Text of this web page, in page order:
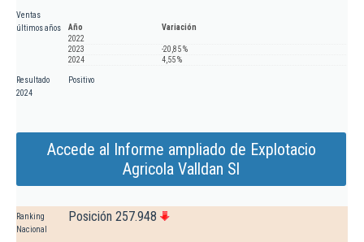
Ventas
últimos años
Año
Variación
2022
2023
-20,85 %
2024
4,55 %
Resultado
2024
Positivo
Accede al Informe ampliado de Explotacio
Agricola Valldan Sl
Ranking
Nacional
Posición 257.948